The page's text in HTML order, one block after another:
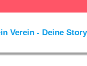
Verein - Deine Story